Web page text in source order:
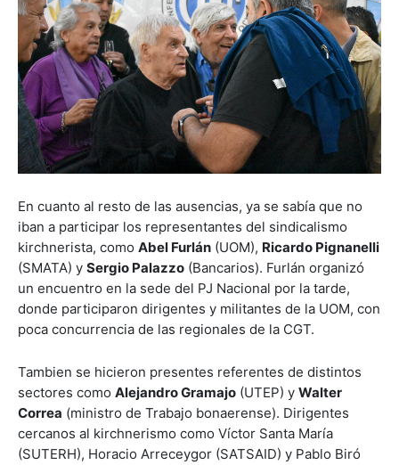
En cuanto al resto de las ausencias, ya se sabía que no
iban a participar los representantes del sindicalismo
kirchnerista, como Abel Furlán (UOM), Ricardo Pignanelli
(SMATA) y Sergio Palazzo (Bancarios). Furlán organizó
un encuentro en la sede del PJ Nacional por la tarde,
donde participaron dirigentes y militantes de la UOM, con
poca concurrencia de las regionales de la CGT.
Tambien se hicieron presentes referentes de distintos
sectores como Alejandro Gramajo (UTEP) y Walter
Correa (ministro de Trabajo bonaerense). Dirigentes
cercanos al kirchnerismo como Víctor Santa María
(SUTERH), Horacio Arreceygor (SATSAID) y Pablo Biró